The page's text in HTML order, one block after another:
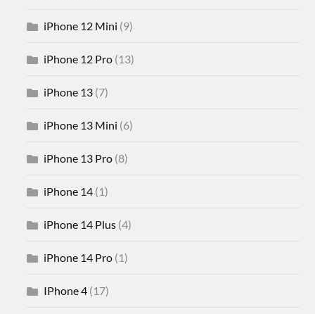
iPhone 12 Mini (9)
iPhone 12 Pro (13)
iPhone 13 (7)
iPhone 13 Mini (6)
iPhone 13 Pro (8)
iPhone 14 (1)
iPhone 14 Plus (4)
iPhone 14 Pro (1)
IPhone 4 (17)